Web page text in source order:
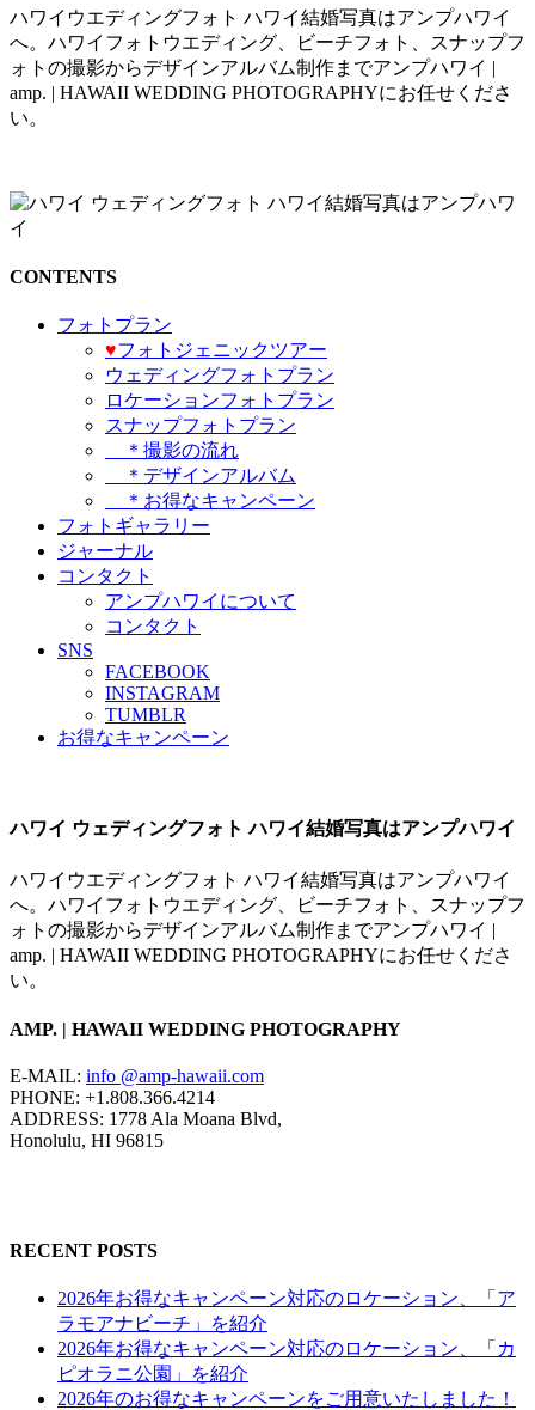
ハワイウエディングフォト ハワイ結婚写真はアンプハワイ
へ。ハワイフォトウエディング、ビーチフォト、スナップフ
ォトの撮影からデザインアルバム制作までアンプハワイ |
amp. | HAWAII WEDDING PHOTOGRAPHYにお任せくださ
い。
CONTENTS
フォトプラン
♥️フォトジェニックツアー
ウェディングフォトプラン
ロケーションフォトプラン
スナップフォトプラン
＊撮影の流れ
＊デザインアルバム
＊お得なキャンペーン
フォトギャラリー
ジャーナル
コンタクト
アンプハワイについて
コンタクト
SNS
FACEBOOK
INSTAGRAM
TUMBLR
お得なキャンペーン
ハワイ ウェディングフォト ハワイ結婚写真はアンプハワイ
ハワイウエディングフォト ハワイ結婚写真はアンプハワイ
へ。ハワイフォトウエディング、ビーチフォト、スナップフ
ォトの撮影からデザインアルバム制作までアンプハワイ |
amp. | HAWAII WEDDING PHOTOGRAPHYにお任せくださ
い。
AMP. | HAWAII WEDDING PHOTOGRAPHY
E-MAIL: info @amp-hawaii.com
PHONE: +1.808.366.4214
ADDRESS: 1778 Ala Moana Blvd,
Honolulu, HI 96815
RECENT POSTS
2026年お得なキャンペーン対応のロケーション、「ア
ラモアナビーチ」を紹介
2026年お得なキャンペーン対応のロケーション、「カ
ピオラニ公園」を紹介
2026年のお得なキャンペーンをご用意いたしました！